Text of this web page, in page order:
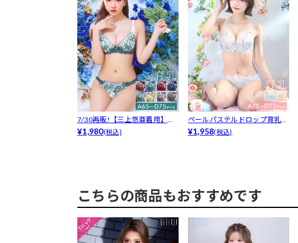
7/30再販!【三上悠亜着用】ゴ
ージャ...
¥1,980(税込)
ペールパステルドロップ育乳脇
高ブラジャ...
¥1,958(税込)
こちらの商品もおすすめです